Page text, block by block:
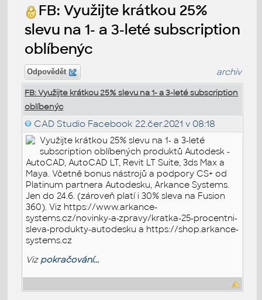
FB: Využijte krátkou 25%
slevu na 1- a 3-leté subscription
oblíbenýc
Odpovědět archiv
FB: Využijte krátkou 25% slevu na 1- a 3-leté subscription
oblíbenýc
CAD Studio Facebook 22.čer.2021 v 08:18
Využijte krátkou 25% slevu na 1- a 3-leté
subscription oblíbených produktů Autodesk -
AutoCAD, AutoCAD LT, Revit LT Suite, 3ds Max a
Maya. Včetně bonus nástrojů a podpory CS+ od
Platinum partnera Autodesku, Arkance Systems.
Jen do 24.6. (zároveň platí i 30% sleva na Fusion
360). Viz https://www.arkance-
systems.cz/novinky-a-zpravy/kratka-25-procentni-
sleva-produkty-autodesku a https://shop.arkance-
systems.cz
Viz pokračování...